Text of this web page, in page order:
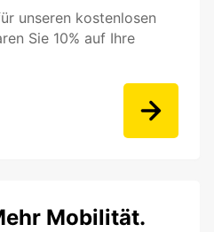
unseren kostenlosen
Sie 10% auf Ihre
Mobilität.